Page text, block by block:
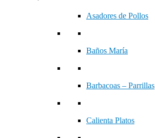
Asadores de Pollos
Baños María
Barbacoas – Parrillas
Calienta Platos